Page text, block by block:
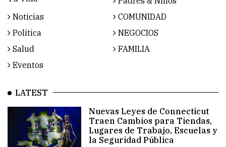
Noticias
COMUNIDAD
Política
NEGOCIOS
Salud
FAMILIA
Eventos
LATEST
Nuevas Leyes de Connecticut
Traen Cambios para Tiendas,
Lugares de Trabajo, Escuelas y
la Seguridad Pública